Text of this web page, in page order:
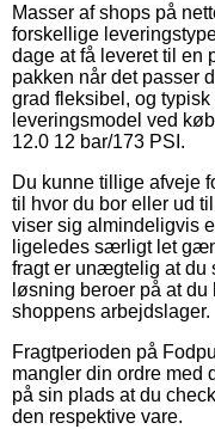
Masser af shops på
forskellige
dage at få leveret til en
pakken når det passer
grad fleksibel, og
leveringsmodel ved
12.0 12 bar/173 PSI.
Du kunne tillige afveje
til hvor du bor eller ud
viser sig almindeligvis
ligeledes særligt let
fragt er unægtelig at du
løsning beroer på at
shoppens arbejdslager.
Fragtperioden på
mangler din ordre med
på sin plads at du
den respektive vare.